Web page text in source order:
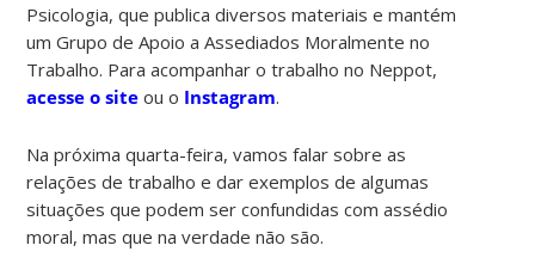
Psicologia, que publica diversos materiais e mantém
um Grupo de Apoio a Assediados Moralmente no
Trabalho. Para acompanhar o trabalho no Neppot,
acesse o site ou o Instagram.
Na próxima quarta-feira, vamos falar sobre as
relações de trabalho e dar exemplos de algumas
situações que podem ser confundidas com assédio
moral, mas que na verdade não são.